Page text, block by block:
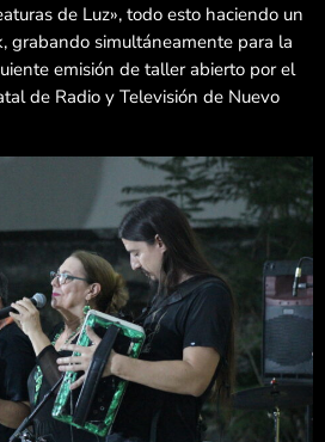
de Luz», todo esto haciendo un
grabando simultáneamente para la
emisión de taller abierto por el
de Radio y Televisión de Nuevo